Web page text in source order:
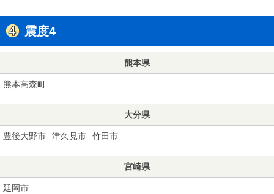
震度4
熊本県
熊本高森町
大分県
豊後大野市 津久見市 竹田市
宮崎県
延岡市